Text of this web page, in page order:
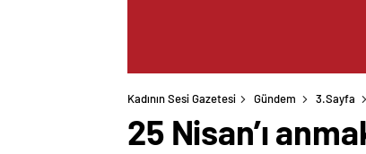
Kadının Sesi Gazetesi Gündem 3.Sayfa
25 Nisan’ı